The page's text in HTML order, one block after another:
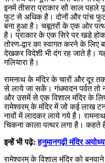
इनमें तीसरा प्राकार सौ साल पहले
फुट से अधिक है। दोनों और पांच
बना हुआ है। चबूतरों के एक ओर
है। प्राकार के एक सिरे पर खडे
तोरण-द्वार का स्वागत करने के लिए
देखकर विदेशी भी दंग रह जाते है।
गलियारा है।
रामनाथ के मंदिर के चारों और दूर
से लाये जा सकें। गंधमादन पर्वत तो
और उसमें से एक विशाल मंदिर के
रामेश्वरम् के मंदिर में जो कई लाख
नावों में लादकर लाये गये है।
चिकना काला पत्थर लगा है।
इन्हें भी पढ़े:हनुमानगढ़ी मंदिर
रामेश्वरम् के विशाल मंदिर को